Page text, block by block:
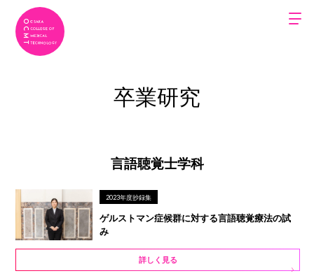
卒業研究
言語聴覚士学科
2023年度抄録集
ゲルストマン症候群に対する言語聴覚療法の試
み
詳しく見る